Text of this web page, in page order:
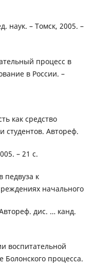
наук. – Томск, 2005. –
процесс в
в России. –
как средство
студентов. Автореф.
– 21 с.
педвуза к
начального
дис. … канд.
воспитательной
Болонского процесса.